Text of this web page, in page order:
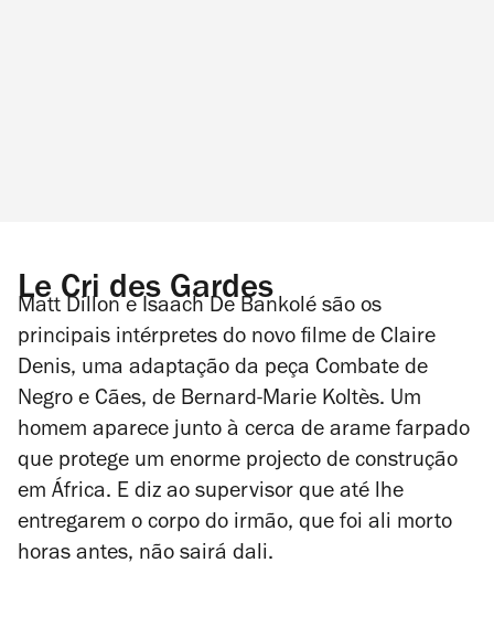
Le Cri des Gardes
Matt Dillon e Isaach De Bankolé são os
principais intérpretes do novo filme de Claire
Denis, uma adaptação da peça Combate de
Negro e Cães, de Bernard-Marie Koltès. Um
homem aparece junto à cerca de arame farpado
que protege um enorme projecto de construção
em África. E diz ao supervisor que até lhe
entregarem o corpo do irmão, que foi ali morto
horas antes, não sairá dali.